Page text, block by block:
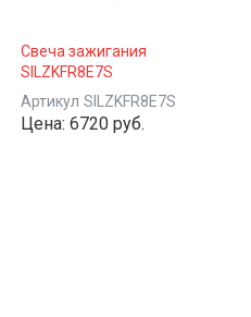
Свеча зажигания
SILZKFR8E7S
Артикул SILZKFR8E7S
Цена: 6720 руб.